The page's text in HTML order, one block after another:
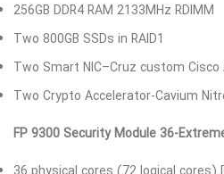
256GB DDR4 RAM 2133MHz RDIMM
Two 800GB SSDs in RAID1
Two Smart NIC–Cruz custom Cisco
Two Crypto Accelerator-Cavium
FP 9300 Security Module 36-